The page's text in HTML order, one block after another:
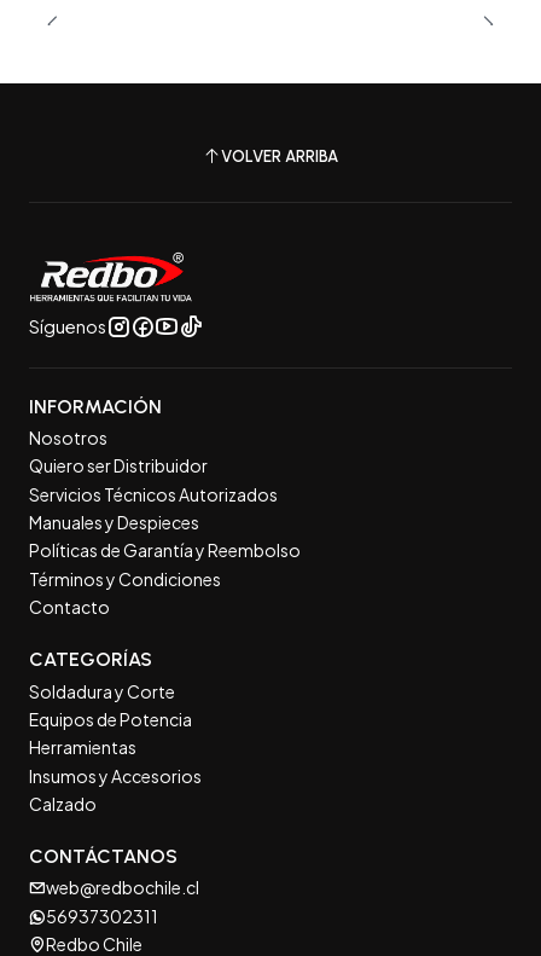
VOLVER ARRIBA
Síguenos
INFORMACIÓN
Nosotros
Quiero ser Distribuidor
Servicios Técnicos Autorizados
Manuales y Despieces
Políticas de Garantía y Reembolso
Términos y Condiciones
Contacto
CATEGORÍAS
Soldadura y Corte
Equipos de Potencia
Herramientas
Insumos y Accesorios
Calzado
CONTÁCTANOS
web@redbochile.cl
56937302311
Redbo Chile